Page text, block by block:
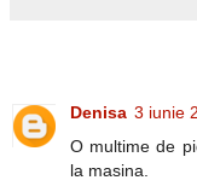
Denisa 3 iunie
O multime de
la masina.